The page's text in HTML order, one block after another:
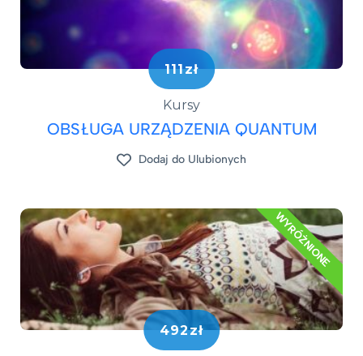
111zł
Kursy
OBSŁUGA URZĄDZENIA QUANTUM
Dodaj do Ulubionych
WYRÓŻNIONE
492zł